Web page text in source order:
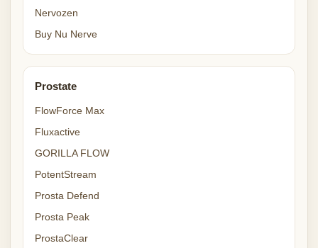
Nervozen
Buy Nu Nerve
Prostate
FlowForce Max
Fluxactive
GORILLA FLOW
PotentStream
Prosta Defend
Prosta Peak
ProstaClear